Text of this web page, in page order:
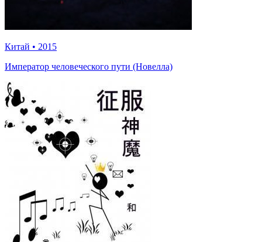
Китай • 2015
Император человеческого пути (Новелла)